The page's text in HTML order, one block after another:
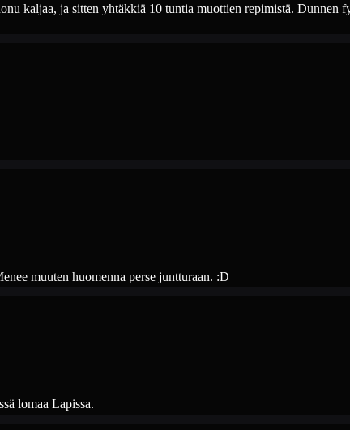
kaljaa, ja sitten yhtäkkiä 10 tuntia muottien repimistä. Dunnen
muuten huomenna perse juntturaan. :D
lomaa Lapissa.